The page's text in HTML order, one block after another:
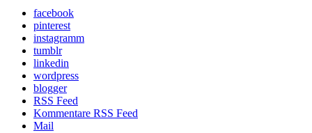
facebook
pinterest
instagramm
tumblr
linkedin
wordpress
blogger
RSS Feed
Kommentare RSS Feed
Mail